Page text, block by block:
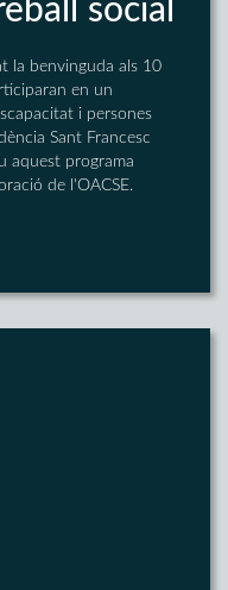
social
la benvinguda als 10
en un
i persones
Sant Francesc
aquest programa
de l'OACSE.